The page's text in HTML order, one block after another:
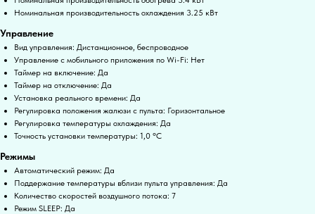
Номинальная производительность охлаждения 3.25 кВт
Управление
Вид управления: Дистанционное, беспроводное
Управление c мобильного приложения по Wi-Fi: Нет
Таймер на включение: Да
Таймер на отключение: Да
Установка реального времени: Да
Регулировка положения жалюзи с пульта: Горизонтальное
Регулировка температуры охлаждения: Да
Точность установки температуры: 1,0 °С
Режимы
Автоматический режим: Да
Поддержание температуры вблизи пульта управления: Да
Количество скоростей воздушного потока: 7
Режим SLEEP: Да